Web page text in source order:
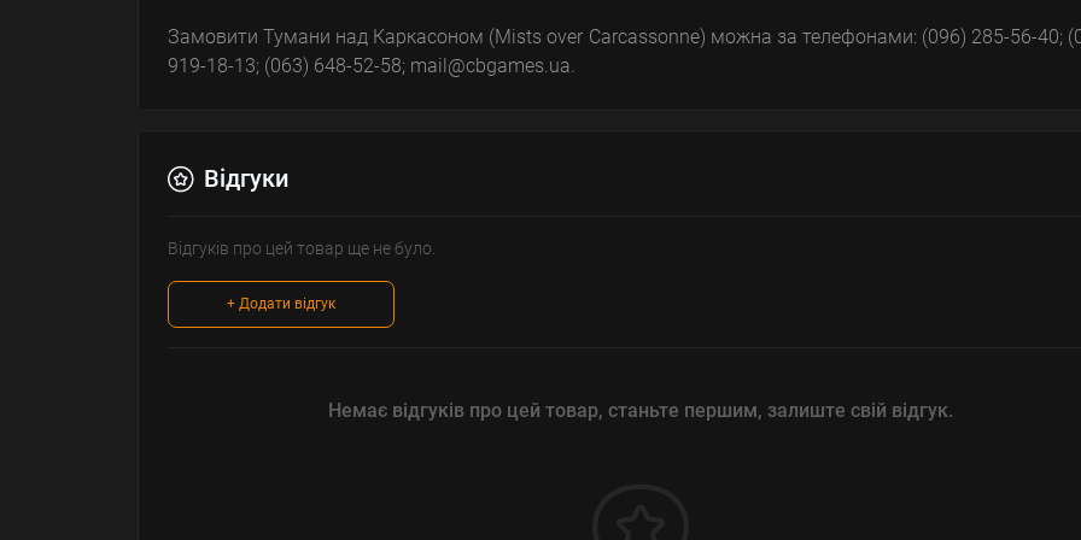
Замовити Тумани над Каркасоном (Mists over Carcassonne) можна за телефонами: (096) 285-56-40;
919-18-13; (063) 648-52-58; mail@cbgames.ua.
Відгуки
Відгуків про цей товар ще не було.
+ Додати відгук
Немає відгуків про цей товар, станьте першим, залиште свій відгук.